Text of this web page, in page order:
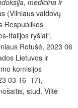
medicina ir
(Vilniaus valdovų
Respublikos
Italijos ryšiai“,
Rotušė, 2023 06
Lietuvos ir
komisijos
03 16–17),
stud. Viltė